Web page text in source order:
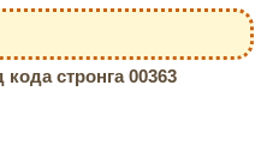
кода стронга 00363